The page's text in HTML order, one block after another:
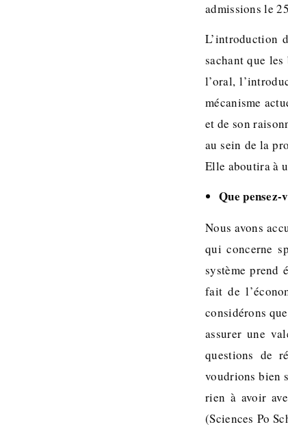
admissions le
L’introduction
sachant que
l’oral,
mécanisme
et de son
au sein de la
Elle aboutira à
Que
Nous avons
qui concerne
système prend
fait de
considérons
assurer une
questions de
voudrions bien
rien à avoir
(Sciences Po